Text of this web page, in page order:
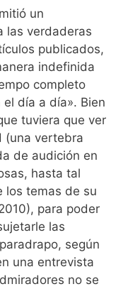
un
las verdaderas
publicados,
indefinida
completo
día a día». Bien
tuviera que ver
(una vertebra
de audición en
hasta tal
los temas de su
para poder
las
según
una entrevista
no se